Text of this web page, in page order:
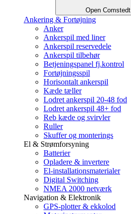
Open Comstedt
Ankering & Fortøjning
Anker
Ankerspil med liner
Ankerspil reservedele
Ankerspil tilbehør
Betjeningspanel fj.kontrol
Fortøjningsspil
Horisontalt ankerspil
Kæde tæller
Lodret ankerspil 20-48 fod
Lodret ankerspil 48+ fod
Reb kæde og svirvler
Ruller
Skuffer og monterings
El & Strømforsyning
Batterier
Opladere & invertere
El-installationsmaterialer
Digital Switching
NMEA 2000 netværk
Navigation & Elektronik
GPS-plotter & ekkolod